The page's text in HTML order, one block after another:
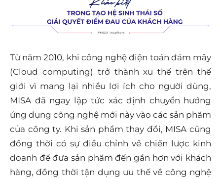
Từ năm 2010, khi công nghệ điện toán đám mây
(Cloud computing) trở thành xu thế trên thế
giới vì mang lại nhiều lợi ích cho người dùng,
MISA đã ngay lập tức xác định chuyển hướng
ứng dụng công nghệ mới này vào các sản phẩm
của công ty. Khi sản phẩm thay đổi, MISA cũng
đồng thời có sự điều chỉnh về chiến lược kinh
doanh để đưa sản phẩm đến gần hơn với khách
hàng, đồng thời tận dụng ưu thế về công nghệ